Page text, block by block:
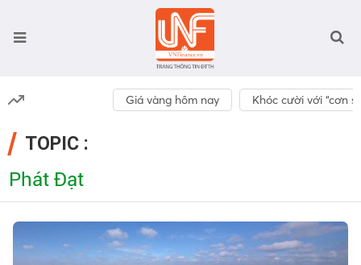
Giá vàng hôm nay Khóc cười với “cơn
TOPIC :
Phát Đạt